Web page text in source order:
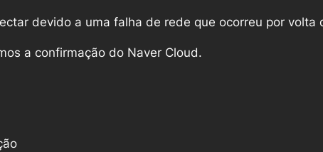
devido a uma falha de rede que ocorreu por
a confirmação do Naver Cloud.